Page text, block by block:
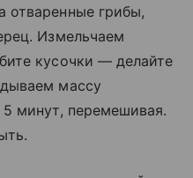
отваренные грибы,
Измельчаем
кусочки — делайте
массу
минут, перемешивая.